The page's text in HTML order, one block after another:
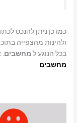
כמו כן ניתן להנכס
ולהינות מהצפייה
בכל הנוגע ל מחשבים.
מחשבים